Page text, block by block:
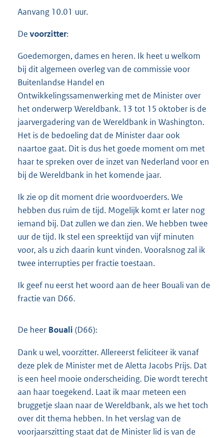
Aanvang 10.01 uur.
De voorzitter:
Goedemorgen, dames en heren. Ik heet u welkom
bij dit algemeen overleg van de commissie voor
Buitenlandse Handel en
Ontwikkelingssamenwerking met de Minister over
het onderwerp Wereldbank. 13 tot 15 oktober is de
jaarvergadering van de Wereldbank in Washington.
Het is de bedoeling dat de Minister daar ook
naartoe gaat. Dit is dus het goede moment om met
haar te spreken over de inzet van Nederland voor en
bij de Wereldbank in het komende jaar.
Ik zie op dit moment drie woordvoerders. We
hebben dus ruim de tijd. Mogelijk komt er later nog
iemand bij. Dat zullen we dan zien. We hebben twee
uur de tijd. Ik stel een spreektijd van vijf minuten
voor, als u zich daarin kunt vinden. Vooralsnog zal ik
twee interrupties per fractie toestaan.
Ik geef nu eerst het woord aan de heer Bouali van de
fractie van D66.
De heer Bouali (D66):
Dank u wel, voorzitter. Allereerst feliciteer ik vanaf
deze plek de Minister met de Aletta Jacobs Prijs. Dat
is een heel mooie onderscheiding. Die wordt terecht
aan haar toegekend. Laat ik maar meteen een
bruggetje slaan naar de Wereldbank, als we het toch
over dit thema hebben. In het verslag van de
voorjaarszitting staat dat de Minister lid is van de